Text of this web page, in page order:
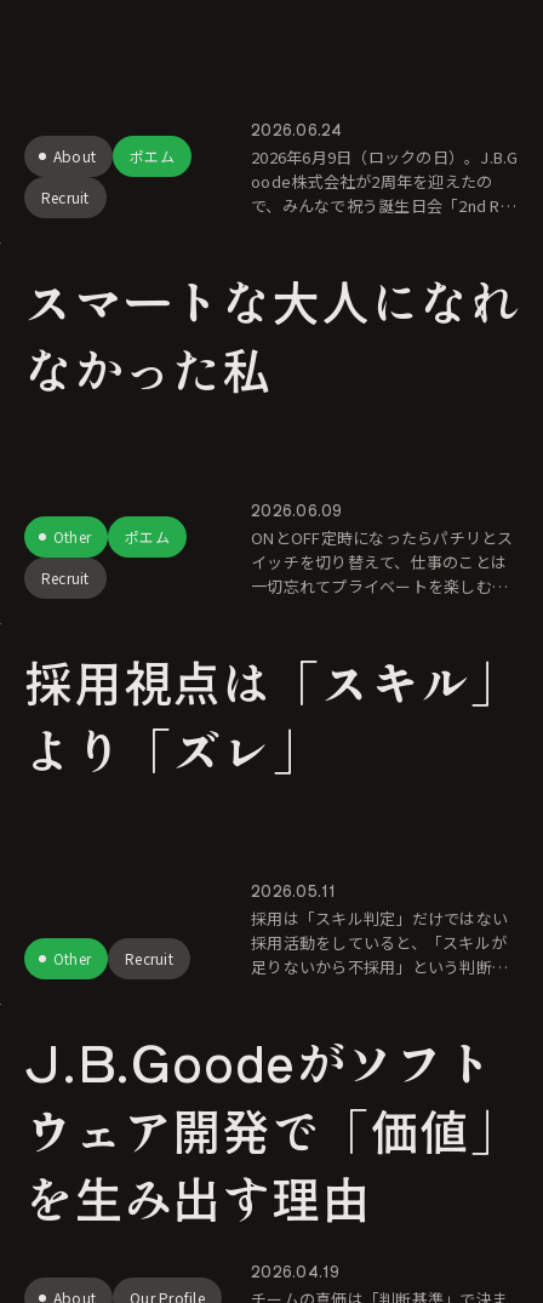
About
ポエム
Recruit
2026.06.24
2026年6月9日（ロックの日）。J.B.G
oode株式会社が2周年を迎えたの
で、みんなで祝う誕生日会「2nd Ro
スマートな大人になれ
なかった私
Other
ポエム
Recruit
2026.06.09
ONとOFF定時になったらパチリとス
イッチを切り替えて、仕事のことは
一切忘れてプライベートを楽しむ。
て、どこでも働ける自由をスマート
に乗
採用視点は「スキル」
より「ズレ」
Other Recruit
2026.05.11
採用は「スキル判定」だけではない
採用活動をしていると、「スキルが
足りないから不採用」という判断に
J.B.Goodeがソフト
ウェア開発で「価値」
を生み出す理由
About
Our Profile
2026.04.19